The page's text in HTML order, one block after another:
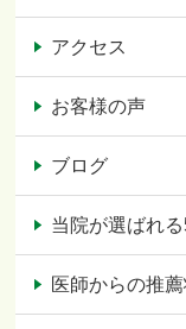
アクセス
お客様の声
ブログ
当院が選ばれ
医師からの推